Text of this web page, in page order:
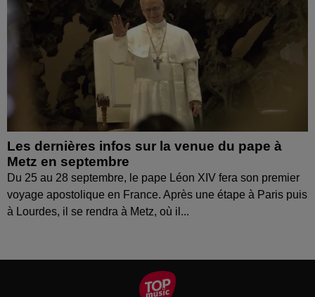
Les dernières infos sur la venue du pape à
Metz en septembre
Du 25 au 28 septembre, le pape Léon XIV fera son premier
voyage apostolique en France. Après une étape à Paris puis
à Lourdes, il se rendra à Metz, où il...